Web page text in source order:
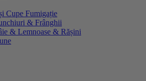
Cupe Fumigație
& Frânghii
& Lemnoase & Rășini